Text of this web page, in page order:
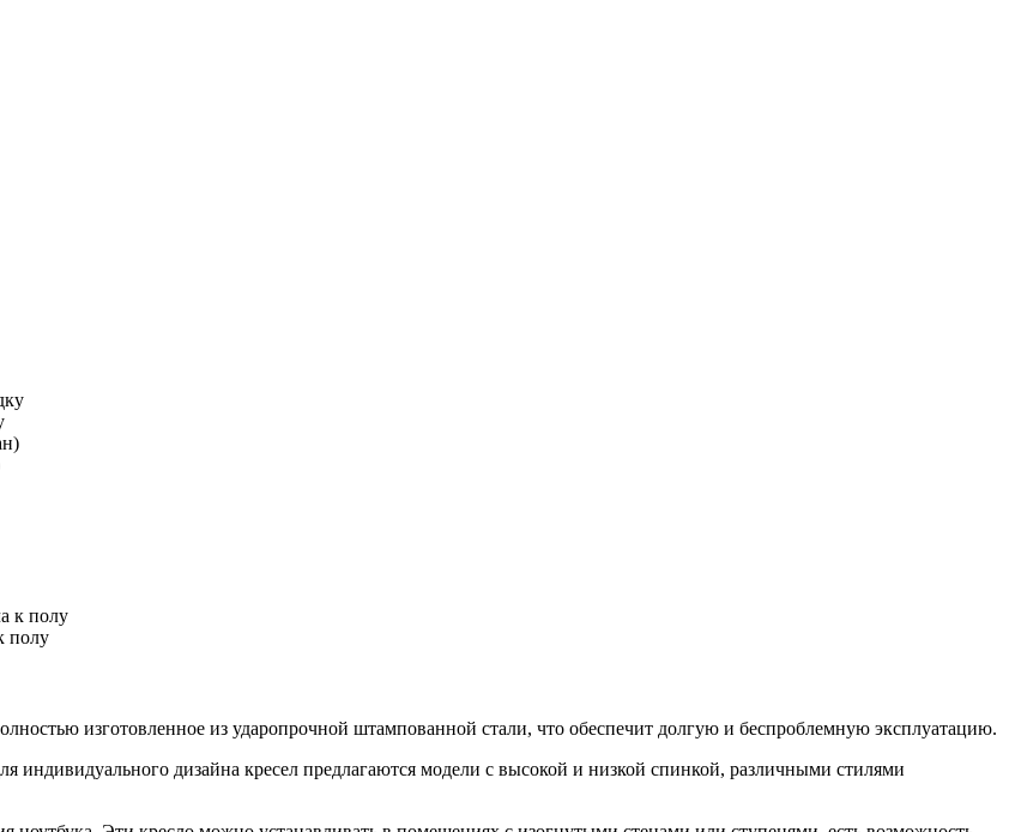
полу
изготовленное из ударопрочной штампованной стали, что обеспечит долгую и беспроблемную эксплуатацию.
индивидуального дизайна кресел предлагаются модели с высокой и низкой спинкой, различными стилями